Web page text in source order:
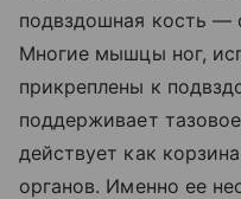
подвздошная кость —
Многие мышцы ног,
прикреплены к
поддерживает
действует как
органов. Именно ее